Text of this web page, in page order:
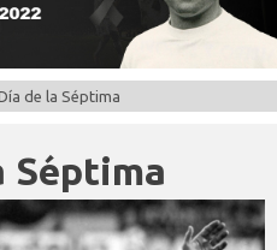
de la Séptima
Séptima